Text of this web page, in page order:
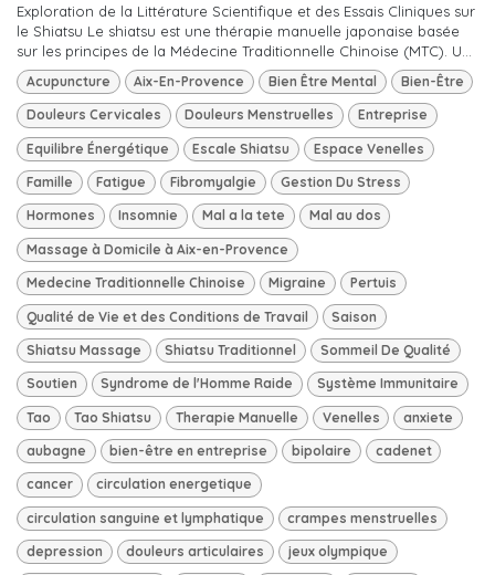
Exploration de la Littérature Scientifique et des Essais Cliniques sur
le Shiatsu Le shiatsu est une thérapie manuelle japonaise basée
sur les principes de la Médecine Traditionnelle Chinoise (MTC). U...
Acupuncture Aix-En-Provence Bien Être Mental Bien-Être
Douleurs Cervicales Douleurs Menstruelles Entreprise
Equilibre Énergétique Escale Shiatsu Espace Venelles
Famille Fatigue Fibromyalgie Gestion Du Stress
Hormones Insomnie Mal a la tete Mal au dos
Massage à Domicile à Aix-en-Provence
Medecine Traditionnelle Chinoise Migraine Pertuis
Qualité de Vie et des Conditions de Travail Saison
Shiatsu Massage Shiatsu Traditionnel Sommeil De Qualité
Soutien Syndrome de l'Homme Raide Système Immunitaire
Tao Tao Shiatsu Therapie Manuelle Venelles anxiete
aubagne bien-être en entreprise bipolaire cadenet
cancer circulation energetique
circulation sanguine et lymphatique crampes menstruelles
depression douleurs articulaires jeux olympique